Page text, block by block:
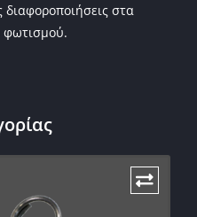
διαφοροποιήσεις στα